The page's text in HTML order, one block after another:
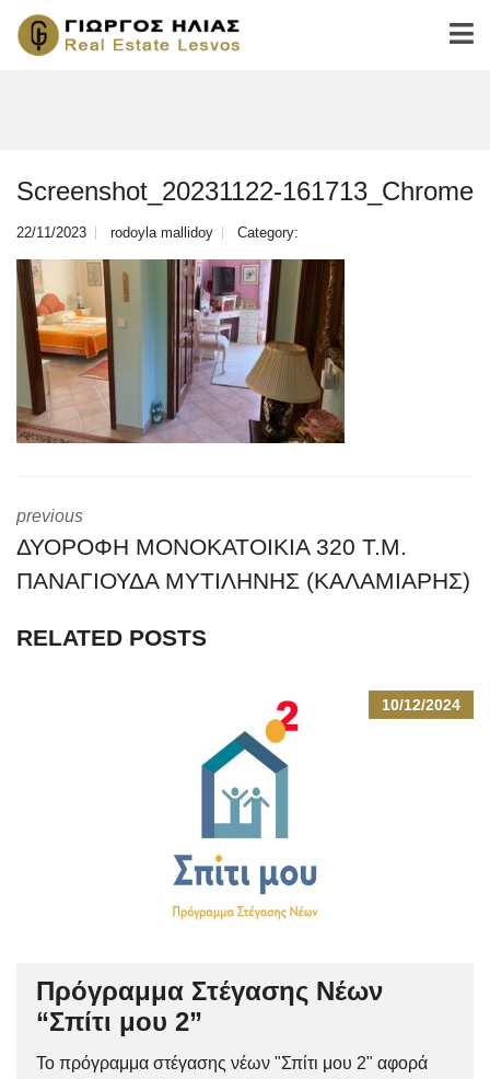
Screenshot_20231122-161713_Chrome
22/11/2023 rodoyla mallidoy Category:
previous
ΔΥΟΡΟΦΗ ΜΟΝΟΚΑΤΟΙΚΙΑ 320 Τ.Μ.
ΠΑΝΑΓΙΟΥΔΑ ΜΥΤΙΛΗΝΗΣ (ΚΑΛΑΜΙΑΡΗΣ)
RELATED POSTS
10/12/2024
Πρόγραμμα Στέγασης Νέων
“Σπίτι μου 2”
Το πρόγραμμα στέγασης νέων "Σπίτι μου 2" αφορά